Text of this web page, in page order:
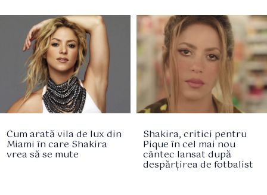
Cum arată vila de lux din
Miami în care Shakira
vrea să se mute
Shakira, critici pentru
Pique în cel mai nou
cântec lansat după
despărțirea de fotbalist